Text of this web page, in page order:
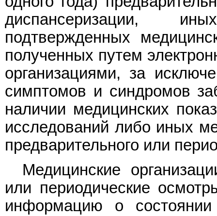
диспансеризации,
подтвержденных
полученных путем
организациями, за
симптомов и синдромов
наличии медицинских
исследований либо иных
предварительного или
Медицинские
или периодические
информацию о